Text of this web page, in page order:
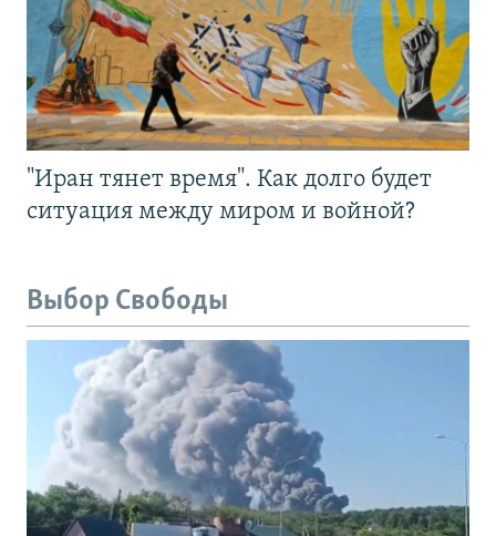
"Иран тянет время". Как долго будет
ситуация между миром и войной?
Выбор Свободы